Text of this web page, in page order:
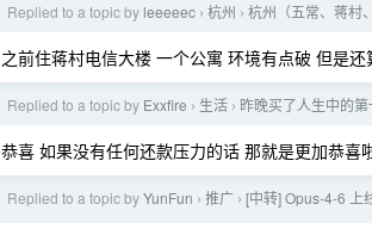
Replied to a topic by leeeeec › 杭州 › 杭州（五常、蒋村
之前住蒋村电信大楼 一个公寓 环境有点破 但是
Replied to a topic by Exxfire › 生活 › 昨晚买了人生中的第
恭喜 如果没有任何还款压力的话 那就是更加恭喜
Replied to a topic byYunFun › 推广 › [中转] Opus-4-6 上